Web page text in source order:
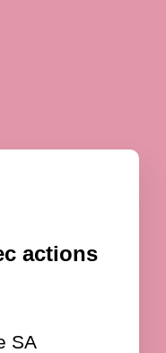
actions
SA